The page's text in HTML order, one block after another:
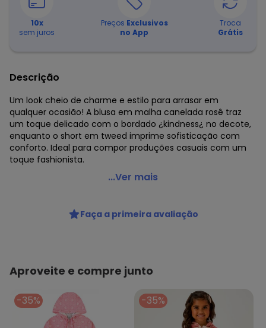
10x
sem juros
Preços Exclusivos
no App
Troca
Grátis
Descrição
Um look cheio de charme e estilo para arrasar em
qualquer ocasião! A blusa em malha canelada rosê traz
um toque delicado com o bordado ¿kindness¿ no decote,
enquanto o short em tweed imprime sofisticação com
conforto. Ideal para compor produções casuais com um
toque fashionista.
Pulla Bulla - Conjunto Juvenil Menina Malha Canelada
Código do produto: 7946711
Comprimento da Manga: Longa
Feito: Brasil
Cuidados para conservação do produto: Lavar na máquina,
no ciclo delicado, com água fria ou morna - Não usar
alvejante - Não lavar a seco - Não colocar na secadora -
Secar na vertical.
...Ver mais
Faça a primeira avaliação
Aproveite e compre junto
-35% -35%